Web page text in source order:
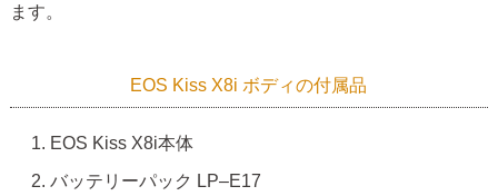
ます。
EOS Kiss X8i ボディの付属品
EOS Kiss X8i本体
バッテリーパック LP–E17